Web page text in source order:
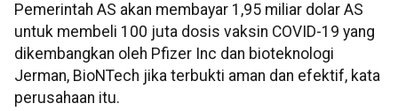
Pemerintah AS akan membayar 1,95 miliar dolar AS
untuk membeli 100 juta dosis vaksin COVID-19 yang
dikembangkan oleh Pfizer Inc dan bioteknologi
Jerman, BioNTech jika terbukti aman dan efektif, kata
perusahaan itu.